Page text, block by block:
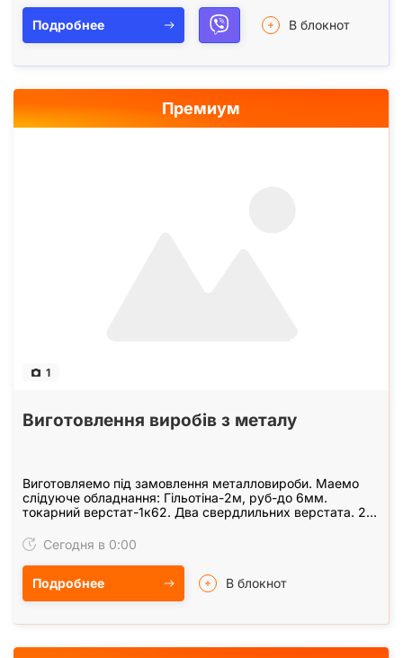
Подробнее В блокнот
1
Виготовлення виробів з металу
Виготовляемо під замовлення металловироби. Маемо
слідуюче обладнання: Гільотіна-2м, руб-до 6мм.
токарний верстат-1к62. Два свердлильних верстата. 2
Сегодня в 0:00
Подробнее В блокнот
Премиум